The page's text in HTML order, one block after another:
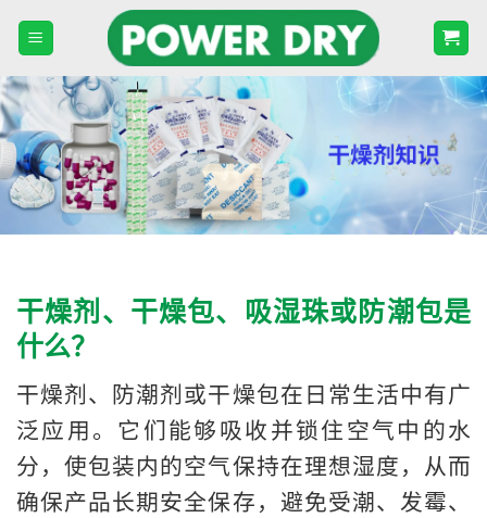
干燥剂、干燥包、吸湿珠或防潮包是
什么？
干燥剂、防潮剂或干燥包在日常生活中有广
泛应用。它们能够吸收并锁住空气中的水
分，使包装内的空气保持在理想湿度，从而
确保产品长期安全保存，避免受潮、发霉、